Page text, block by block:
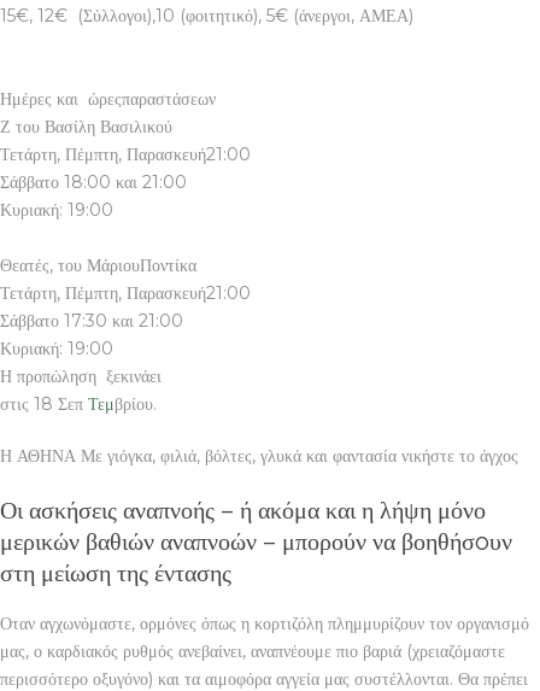
15€, 12€ (Σύλλογοι),10 (φοιτητικό), 5€ (άνεργοι, ΑΜΕΑ)
Ημέρες και ώρεςπαραστάσεων
Ζ του Βασίλη Βασιλικού
Τετάρτη, Πέμπτη, Παρασκευή21:00
Σάββατο 18:00 και 21:00
Κυριακή: 19:00
Θεατές, του ΜάριουΠοντίκα
Τετάρτη, Πέμπτη, Παρασκευή21:00
Σάββατο 17:30 και 21:00
Κυριακή: 19:00
Η προπώληση ξεκινάει
στις 18 Σεπ Τεμβρίου.
Η ΑΘΗΝΑ Με γιόγκα, φιλιά, βόλτες, γλυκά και φαντασία νικήστε το άγχος
Οι ασκήσεις αναπνοής – ή ακόμα και η λήψη μόνο
μερικών βαθιών αναπνοών – μπορούν να βοηθήσoυν
στη μείωση της έντασης
Οταν αγχωνόμαστε, ορμόνες όπως η κορτιζόλη πλημμυρίζουν τον οργανισμό
μας, ο καρδιακός ρυθμός ανεβαίνει, αναπνέουμε πιο βαριά (χρειαζόμαστε
περισσότερο οξυγόνο) και τα αιμοφόρα αγγεία μας συστέλλονται. Θα πρέπει